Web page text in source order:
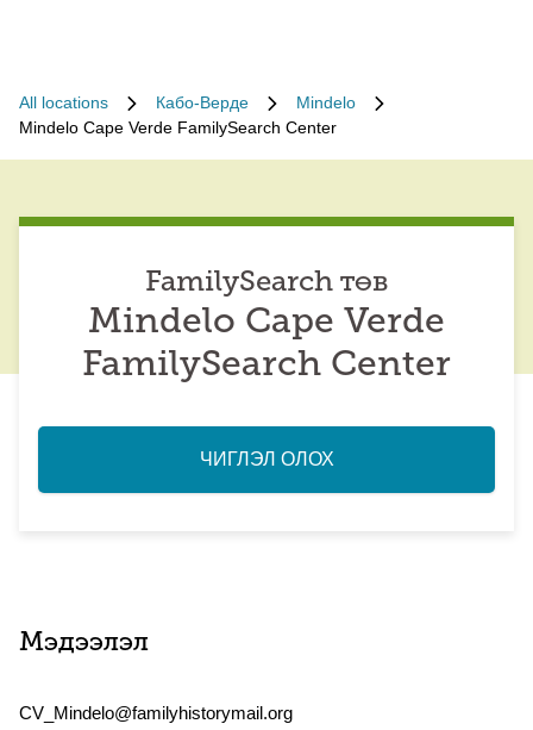
All locations Кабо-Верде
Mindelo
Mindelo Cape Verde FamilySearch Center
FamilySearch төв
Mindelo Cape Verde
FamilySearch Center
ЧИГЛЭЛ ОЛОХ
Мэдээлэл
CV_Mindelo@familyhistorymail.org